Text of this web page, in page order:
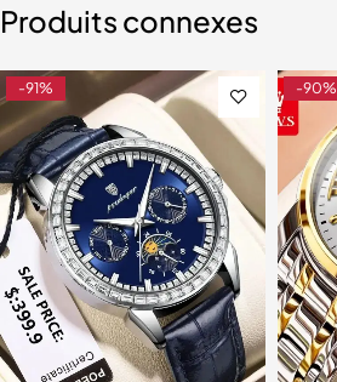
Produits connexes
-91% -90%